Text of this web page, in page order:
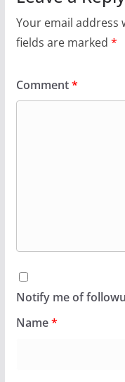
Your email address
fields are marked *
Comment*
Notify me of
Name*